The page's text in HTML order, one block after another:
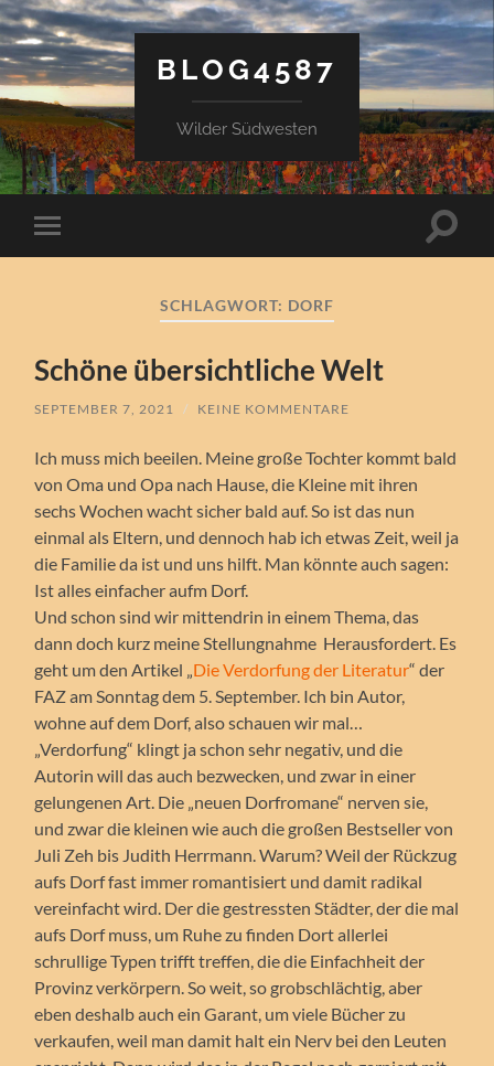
BLOG4587
Wilder Südwesten
Mobile-
Menü
SCHLAGWORT: DORF
Schöne übersichtliche Welt
SEPTEMBER 7, 2021 / KEINE KOMMENTARE
Ich muss mich beeilen. Meine große Tochter kommt bald
von Oma und Opa nach Hause, die Kleine mit ihren
sechs Wochen wacht sicher bald auf. So ist das nun
einmal als Eltern, und dennoch hab ich etwas Zeit, weil ja
die Familie da ist und uns hilft. Man könnte auch sagen:
Ist alles einfacher aufm Dorf.
Und schon sind wir mittendrin in einem Thema, das
dann doch kurz meine Stellungnahme Herausfordert. Es
geht um den Artikel „Die Verdorfung der Literatur“ der
FAZ am Sonntag dem 5. September. Ich bin Autor,
wohne auf dem Dorf, also schauen wir mal…
„Verdorfung“ klingt ja schon sehr negativ, und die
Autorin will das auch bezwecken, und zwar in einer
gelungenen Art. Die „neuen Dorfromane“ nerven sie,
und zwar die kleinen wie auch die großen Bestseller von
Juli Zeh bis Judith Herrmann. Warum? Weil der Rückzug
aufs Dorf fast immer romantisiert und damit radikal
vereinfacht wird. Der die gestressten Städter, der die mal
aufs Dorf muss, um Ruhe zu finden Dort allerlei
schrullige Typen trifft treffen, die die Einfachheit der
Provinz verkörpern. So weit, so grobschlächtig, aber
eben deshalb auch ein Garant, um viele Bücher zu
verkaufen, weil man damit halt ein Nerv bei den Leuten